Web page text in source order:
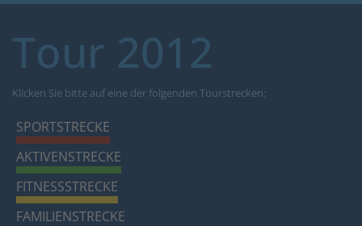
Tour 2012
Klicken Sie bitte auf eine der folgenden Tourstrecken:
SPORTSTRECKE
AKTIVENSTRECKE
FITNESSSTRECKE
FAMILIENSTRECKE